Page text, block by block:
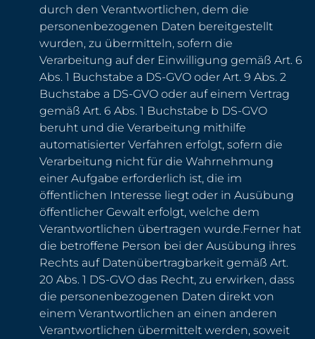
durch den Verantwortlichen, dem die
personenbezogenen Daten bereitgestellt
wurden, zu übermitteln, sofern die
Verarbeitung auf der Einwilligung gemäß Art. 6
Abs. 1 Buchstabe a DS-GVO oder Art. 9 Abs. 2
Buchstabe a DS-GVO oder auf einem Vertrag
gemäß Art. 6 Abs. 1 Buchstabe b DS-GVO
beruht und die Verarbeitung mithilfe
automatisierter Verfahren erfolgt, sofern die
Verarbeitung nicht für die Wahrnehmung
einer Aufgabe erforderlich ist, die im
öffentlichen Interesse liegt oder in Ausübung
öffentlicher Gewalt erfolgt, welche dem
Verantwortlichen übertragen wurde.Ferner hat
die betroffene Person bei der Ausübung ihres
Rechts auf Datenübertragbarkeit gemäß Art.
20 Abs. 1 DS-GVO das Recht, zu erwirken, dass
die personenbezogenen Daten direkt von
einem Verantwortlichen an einen anderen
Verantwortlichen übermittelt werden, soweit